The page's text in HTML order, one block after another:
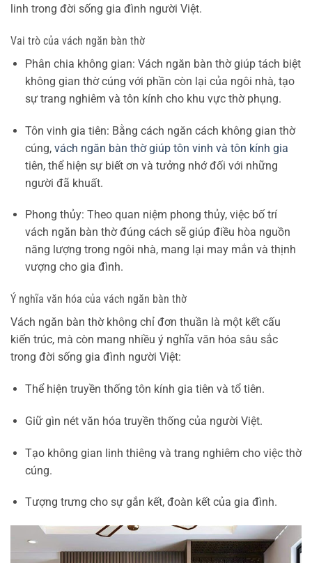
linh trong đời sống gia đình người Việt.
Vai trò của vách ngăn bàn thờ
Phân chia không gian: Vách ngăn bàn thờ giúp tách biệt
không gian thờ cúng với phần còn lại của ngôi nhà, tạo
sự trang nghiêm và tôn kính cho khu vực thờ phụng.
Tôn vinh gia tiên: Bằng cách ngăn cách không gian thờ
cúng, vách ngăn bàn thờ giúp tôn vinh và tôn kính gia
tiên, thể hiện sự biết ơn và tưởng nhớ đối với những
người đã khuất.
Phong thủy: Theo quan niệm phong thủy, việc bố trí
vách ngăn bàn thờ đúng cách sẽ giúp điều hòa nguồn
năng lượng trong ngôi nhà, mang lại may mắn và thịnh
vượng cho gia đình.
Ý nghĩa văn hóa của vách ngăn bàn thờ
Vách ngăn bàn thờ không chỉ đơn thuần là một kết cấu
kiến trúc, mà còn mang nhiều ý nghĩa văn hóa sâu sắc
trong đời sống gia đình người Việt:
Thể hiện truyền thống tôn kính gia tiên và tổ tiên.
Giữ gìn nét văn hóa truyền thống của người Việt.
Tạo không gian linh thiêng và trang nghiêm cho việc thờ
cúng.
Tượng trưng cho sự gắn kết, đoàn kết của gia đình.